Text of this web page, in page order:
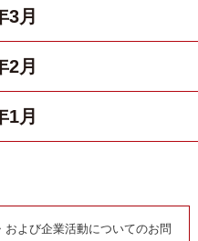
3月
2月
1月
よび企業活動についてのお問